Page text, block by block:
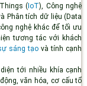
(IoT), Công nghệ
Phân tích dữ liệu (Data
nghệ khác để tối ưu
tương tác với khách
sáng tạo và tính cạnh
tới nhiều khía cạnh
văn hóa, cơ cấu tổ